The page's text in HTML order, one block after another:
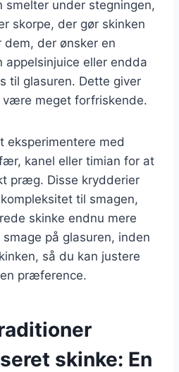
smelter under stegningen,
skorpe, der gør skinken
dem, der ønsker en
appelsinjuice eller endda
til glasuren. Dette giver
være meget forfriskende.
eksperimentere med
kanel eller timian for at
præg. Disse krydderier
til smagen,
skinke endnu mere
på glasuren, inden
så du kan justere
præference.
skinke: En